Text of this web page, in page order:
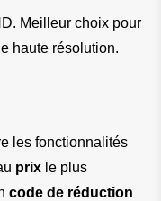
Meilleur choix pour
haute résolution.
les fonctionnalités
prix le plus
code de réduction